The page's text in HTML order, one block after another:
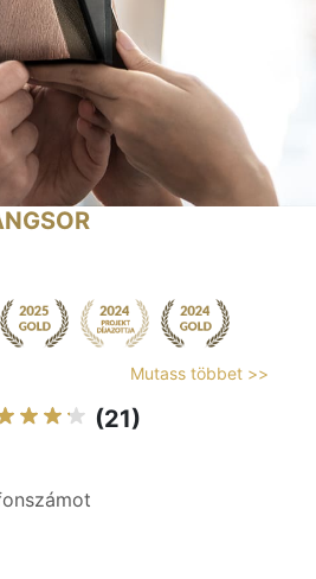
Mutass többet >>
(21)